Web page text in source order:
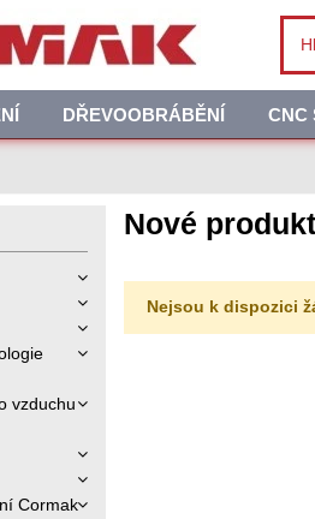
DŘEVOOBRÁBĚNÍ CNC
Nové
Nejsou k dispozici
vzduchu
Cormak